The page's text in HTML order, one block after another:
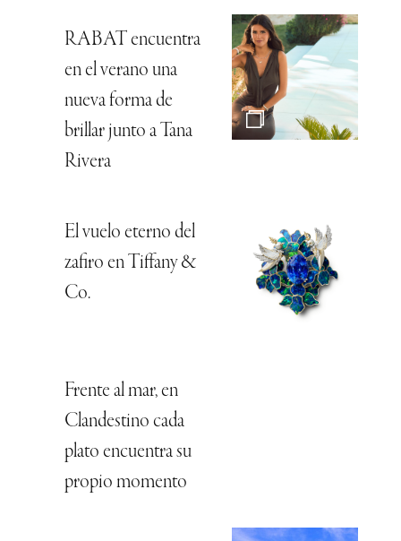
RABAT encuentra
en el verano una
nueva forma de
brillar junto a Tana
Rivera
El vuelo eterno del
zafiro en Tiffany &
Co.
Frente al mar, en
Clandestino cada
plato encuentra su
propio momento